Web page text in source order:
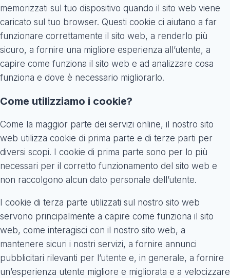
memorizzati sul tuo dispositivo quando il sito web viene
caricato sul tuo browser. Questi cookie ci aiutano a far
funzionare correttamente il sito web, a renderlo più
sicuro, a fornire una migliore esperienza all’utente, a
capire come funziona il sito web e ad analizzare cosa
funziona e dove è necessario migliorarlo.
Come utilizziamo i cookie?
Come la maggior parte dei servizi online, il nostro sito
web utilizza cookie di prima parte e di terze parti per
diversi scopi. I cookie di prima parte sono per lo più
necessari per il corretto funzionamento del sito web e
non raccolgono alcun dato personale dell’utente.
I cookie di terza parte utilizzati sul nostro sito web
servono principalmente a capire come funziona il sito
web, come interagisci con il nostro sito web, a
mantenere sicuri i nostri servizi, a fornire annunci
pubblicitari rilevanti per l’utente e, in generale, a fornire
un’esperienza utente migliore e migliorata e a velocizzare